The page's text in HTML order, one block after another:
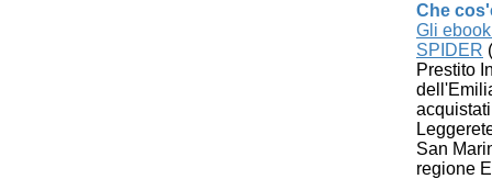
Che
Gli
SPIDER
Prestito
San
regione